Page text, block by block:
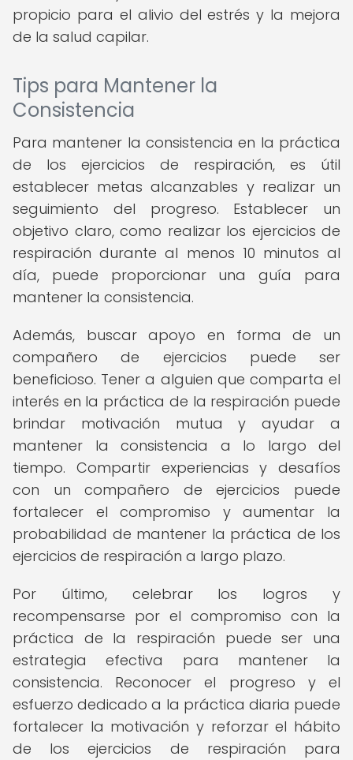
propicio para el alivio del estrés y la mejora
de la salud capilar.
Tips para Mantener la
Consistencia
Para mantener la consistencia en la práctica
de los ejercicios de respiración, es útil
establecer metas alcanzables y realizar un
seguimiento del progreso. Establecer un
objetivo claro, como realizar los ejercicios de
respiración durante al menos 10 minutos al
día, puede proporcionar una guía para
mantener la consistencia.
Además, buscar apoyo en forma de un
compañero de ejercicios puede ser
beneficioso. Tener a alguien que comparta el
interés en la práctica de la respiración puede
brindar motivación mutua y ayudar a
mantener la consistencia a lo largo del
tiempo. Compartir experiencias y desafíos
con un compañero de ejercicios puede
fortalecer el compromiso y aumentar la
probabilidad de mantener la práctica de los
ejercicios de respiración a largo plazo.
Por último, celebrar los logros y
recompensarse por el compromiso con la
práctica de la respiración puede ser una
estrategia efectiva para mantener la
consistencia. Reconocer el progreso y el
esfuerzo dedicado a la práctica diaria puede
fortalecer la motivación y reforzar el hábito
de los ejercicios de respiración para